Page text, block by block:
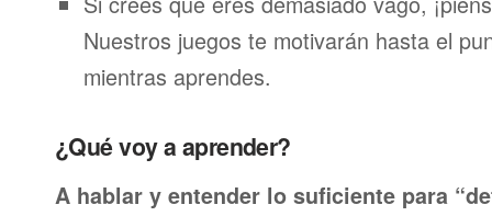
Nuestros juegos te motivarán hasta el
mientras aprendes.
¿Qué voy a aprender?
A hablar y entender lo suficiente para